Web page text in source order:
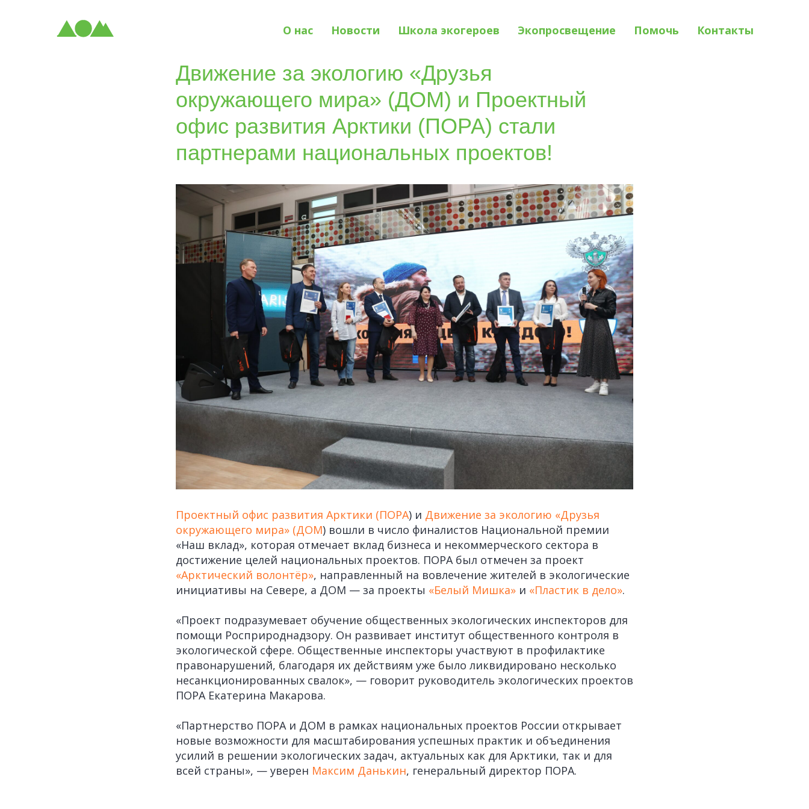
О нас Новости Школа экогероев Экопросвещение Помочь Контакты
Движение за экологию «Друзья
окружающего мира» (ДОМ) и Проектный
офис развития Арктики (ПОРА) стали
партнерами национальных проектов!
Проектный офис развития Арктики (ПОРА) и Движение за экологию «Друзья
окружающего мира» (ДОМ) вошли в число финалистов Национальной премии
«Наш вклад», которая отмечает вклад бизнеса и некоммерческого сектора в
достижение целей национальных проектов. ПОРА был отмечен за проект
«Арктический волонтёр», направленный на вовлечение жителей в экологические
инициативы на Севере, а ДОМ — за проекты «Белый Мишка» и «Пластик в дело».
«Проект подразумевает обучение общественных экологических инспекторов для
помощи Росприроднадзору. Он развивает институт общественного контроля в
экологической сфере. Общественные инспекторы участвуют в профилактике
правонарушений, благодаря их действиям уже было ликвидировано несколько
несанкционированных свалок», — говорит руководитель экологических проектов
ПОРА Екатерина Макарова.
«Партнерство ПОРА и ДОМ в рамках национальных проектов России открывает
новые возможности для масштабирования успешных практик и объединения
усилий в решении экологических задач, актуальных как для Арктики, так и для
всей страны», — уверен Максим Данькин, генеральный директор ПОРА.